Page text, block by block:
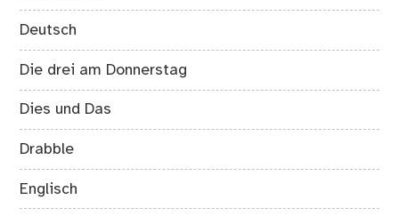
Deutsch
Die drei am Donnerstag
Dies und Das
Drabble
Englisch